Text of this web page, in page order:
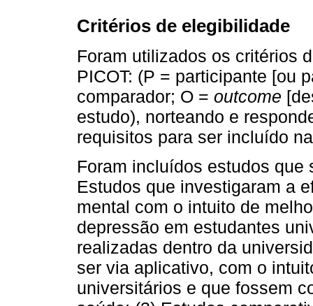
Critérios de elegibilidade
Foram utilizados os critérios
PICOT: (P = participante [ou
comparador; O = outcome
estudo), norteando e
requisitos para ser incluído
Foram incluídos estudos
Estudos que investigaram a
mental com o intuito de
depressão em estudantes
realizadas dentro da
ser via aplicativo, com o
universitários e que fossem